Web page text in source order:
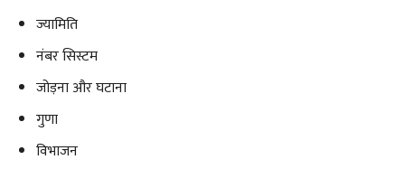
ज्यामिति
नंबर सिस्टम
जोड़ना और घटाना
गुणा
विभाजन